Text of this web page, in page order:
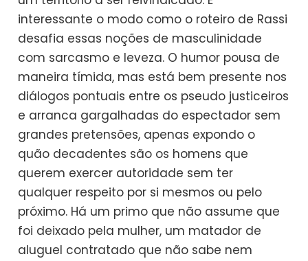
interessante o modo como o roteiro de Rassi
desafia essas noções de masculinidade
com sarcasmo e leveza. O humor pousa de
maneira tímida, mas está bem presente nos
diálogos pontuais entre os pseudo justiceiros
e arranca gargalhadas do espectador sem
grandes pretensões, apenas expondo o
quão decadentes são os homens que
querem exercer autoridade sem ter
qualquer respeito por si mesmos ou pelo
próximo. Há um primo que não assume que
foi deixado pela mulher, um matador de
aluguel contratado que não sabe nem